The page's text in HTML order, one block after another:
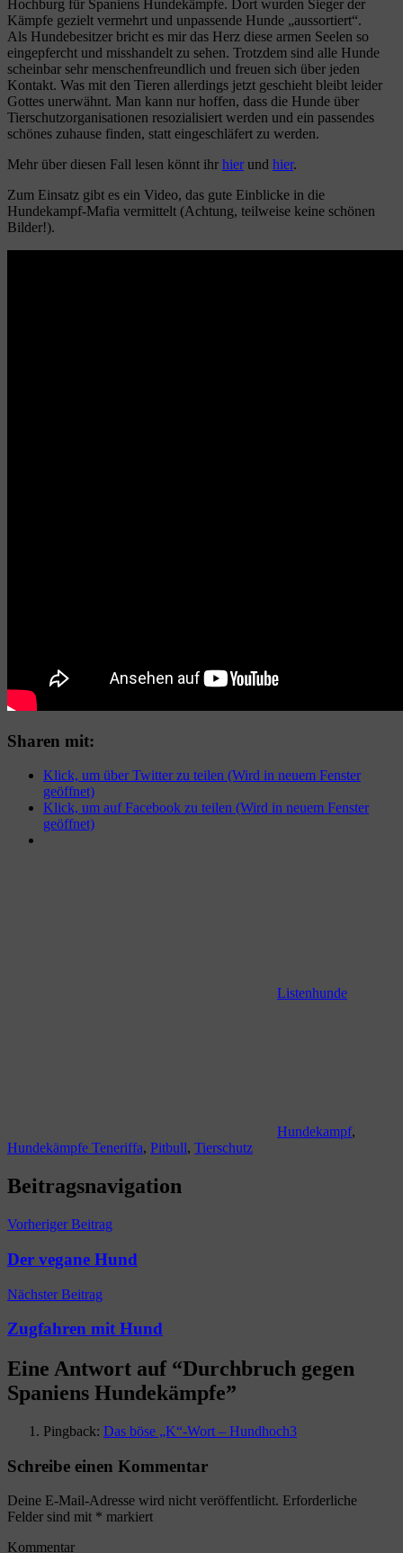
Hochburg für Spaniens Hundekämpfe. Dort wurden Sieger der
Kämpfe gezielt vermehrt und unpassende Hunde „aussortiert“.
Als Hundebesitzer bricht es mir das Herz diese armen Seelen so
eingepfercht und misshandelt zu sehen. Trotzdem sind alle Hunde
scheinbar sehr menschenfreundlich und freuen sich über jeden
Kontakt. Was mit den Tieren allerdings jetzt geschieht bleibt leider
Gottes unerwähnt. Man kann nur hoffen, dass die Hunde über
Tierschutzorganisationen resozialisiert werden und ein passendes
schönes zuhause finden, statt eingeschläfert zu werden.
Mehr über diesen Fall lesen könnt ihr hierund hier.
Zum Einsatz gibt es ein Video, das gute Einblicke in die
Hundekampf-Mafia vermittelt (Achtung, teilweise keine schönen
Bilder!).
Sharen mit:
Klick, um über Twitter zu teilen (Wird in neuem Fenster
geöffnet)
Klick, um auf Facebook zu teilen (Wird in neuem Fenster
geöffnet)
Listenhunde
Hundekampf,
Hundekämpfe Teneriffa, Pitbull, Tierschutz
Beitragsnavigation
Vorheriger Beitrag
Der vegane Hund
Nächster Beitrag
Zugfahren mit Hund
Eine Antwort auf “Durchbruch gegen
Spaniens Hundekämpfe”
Pingback: Das böse „K“-Wort – Hundhoch3
Schreibe einen Kommentar
Deine E-Mail-Adresse wird nicht veröffentlicht. Erforderliche
Felder sind mit * markiert
Kommentar